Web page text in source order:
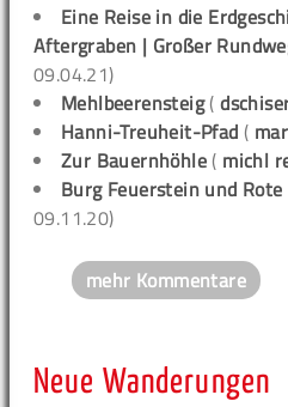
Eine Reise in die
Aftergraben | Großer
09.04.21)
Mehlbeerensteig(
Hanni-Treuheit-Pfad (
Zur Bauernhöhle ( michl
Burg Feuerstein und
09.11.20)
mehr Kommentare
Neue Wanderungen